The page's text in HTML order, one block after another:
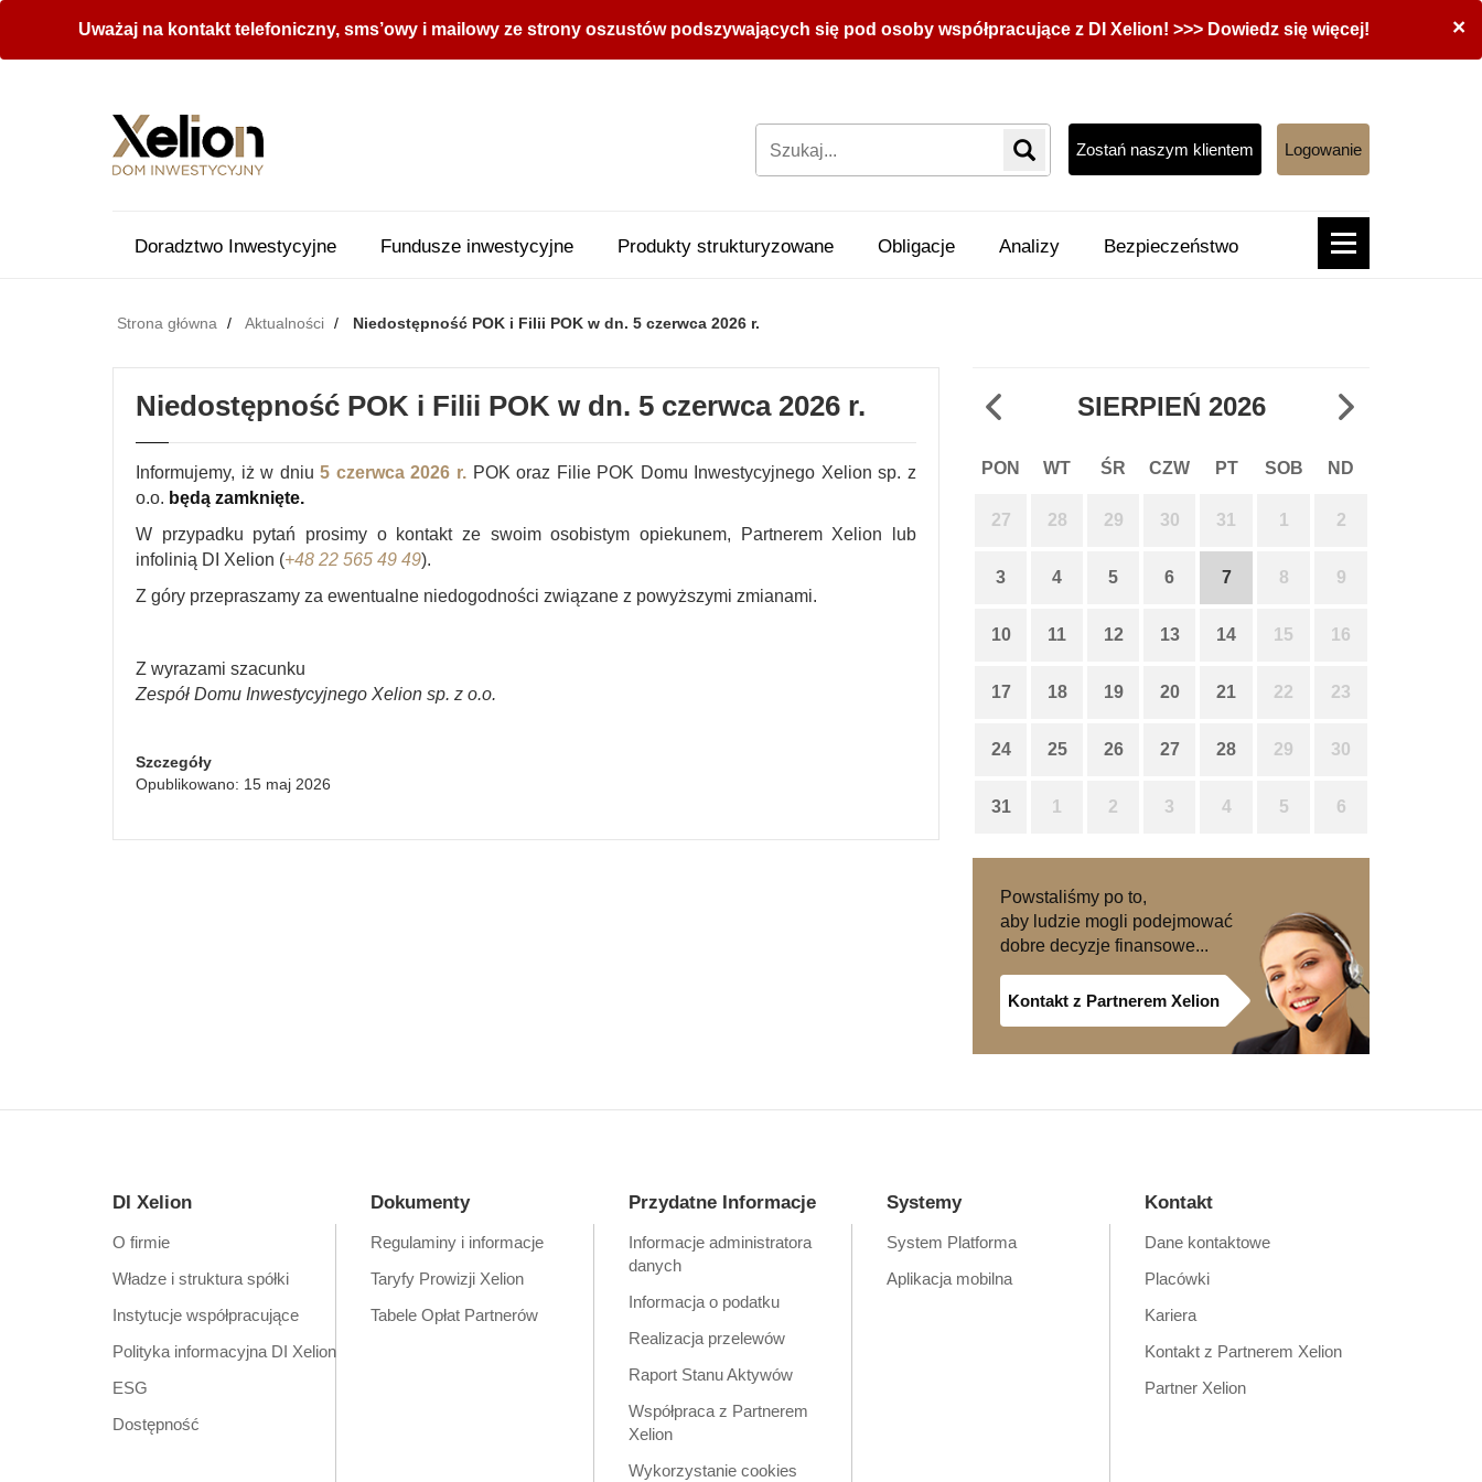
×
Uważaj na kontakt telefoniczny, sms’owy i mailowy ze strony oszustów podszywających się pod osoby współpracujące z DI Xelion! >>> Dowiedz się więcej!
Zostań naszym klientem Logowanie
Doradztwo Inwestycyjne Fundusze inwestycyjne Produkty strukturyzowane Obligacje Analizy Bezpieczeństwo
Strona główna Aktualności Niedostępność POK i Filii POK w dn. 5 czerwca 2026 r.
Niedostępność POK i Filii POK w dn. 5 czerwca 2026 r.
Informujemy, iż w dniu5 czerwca 2026 r.POK oraz Filie POK Domu Inwestycyjnego Xelion sp. z
o.o. będą zamknięte.
W przypadku pytań prosimy o kontakt ze swoim osobistym opiekunem, Partnerem Xelion lub
infolinią DI Xelion (+48 22 565 49 49).
Z góry przepraszamy za ewentualne niedogodności związane z powyższymi zmianami.
Z wyrazami szacunku
Zespół Domu Inwestycyjnego Xelion sp. z o.o.
Szczegóły
Opublikowano: 15 maj 2026
SIERPIEŃ 2026
PON WT ŚR CZW PT SOB ND
27 28 29 30 31 1 2
3 4 5 6 7 8 9
10 11 12 13 14 15 16
17 18 19 20 21 22 23
24 25 26 27 28 29 30
31 1 2 3 4 5 6
Powstaliśmy po to,
aby ludzie mogli podejmować
dobre decyzje finansowe...
Kontakt z Partnerem Xelion
DI Xelion
O firmie
Władze i struktura spółki
Instytucje współpracujące
Polityka informacyjna DI Xelion
ESG
Dostępność
Dokumenty
Regulaminy i informacje
Taryfy Prowizji Xelion
Tabele Opłat Partnerów
Przydatne Informacje
Informacje administratora
danych
Informacja o podatku
Realizacja przelewów
Raport Stanu Aktywów
Współpraca z Partnerem
Xelion
Wykorzystanie cookies
Systemy
System Platforma
Aplikacja mobilna
Kontakt
Dane kontaktowe
Placówki
Kariera
Kontakt z Partnerem Xelion
Partner Xelion